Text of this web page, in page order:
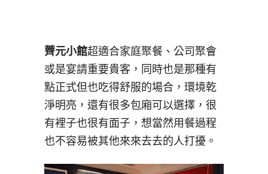
薺元小館超適合家庭聚餐、公司聚會
或是宴請重要貴客，同時也是那種有
點正式但也吃得舒服的場合，環境乾
淨明亮，還有很多包廂可以選擇，很
有裡子也很有面子，想當然用餐過程
也不容易被其他來來去去的人打擾。